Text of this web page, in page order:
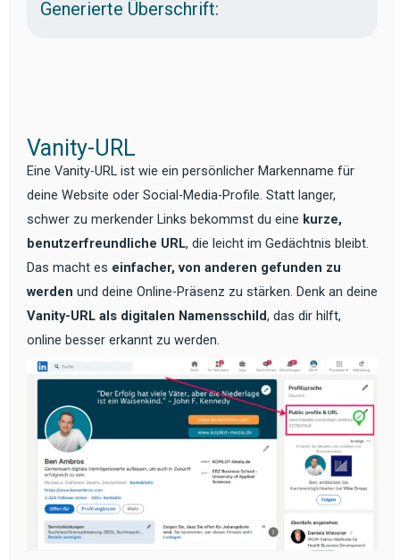
Generierte Überschrift:
Vanity-URL
Eine Vanity-URL ist wie ein persönlicher Markenname für
deine Website oder Social-Media-Profile. Statt langer,
schwer zu merkender Links bekommst du eine kurze,
benutzerfreundliche URL, die leicht im Gedächtnis bleibt.
Das macht es einfacher, von anderen gefunden zu
werden und deine Online-Präsenz zu stärken. Denk an deine
Vanity-URL als digitalen Namensschild, das dir hilft,
online besser erkannt zu werden.